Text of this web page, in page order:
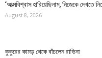
‘আত্মবিশ্বাস হারিয়েছিলাম, নিজেকে দেখতে
August 8, 2026
কুকুরের কামড় থেকে বাঁচলেন রাভিনা